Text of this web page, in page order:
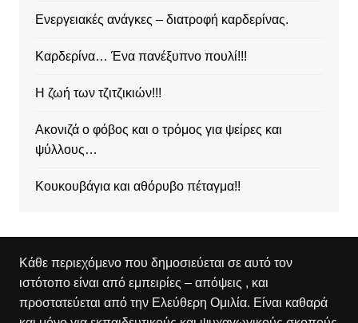
Ενεργειακές ανάγκες – διατροφή καρδερίνας.
Καρδερίνα… Ένα πανέξυπνο πουλί!!!
Η ζωή των τζιτζικιών!!!
Ακονιζά ο φόβος και ο τρόμος για ψείρες και
ψύλλους…
Κουκουβάγια και αθόρυβο πέταγμα!!
Κάθε περιεχόμενο που δημοσιεύεται σε αυτό τον
ιστότοπο είναι από εμπειρίες – απόψεις , και
προστατεύεται από την Ελεύθερη Ομιλία. Είναι καθαρά